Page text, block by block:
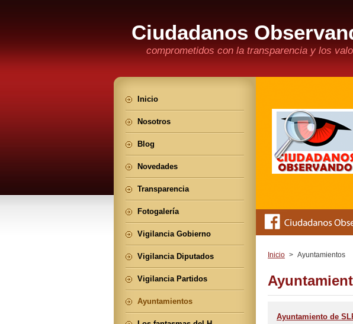
Ciudadanos
comprometidos con la transparencia y los
Inicio > Ayuntamientos
Ayuntamiento de
Inicio
Nosotros
Blog
Novedades
Transparencia
Fotogalería
Vigilancia Gobierno
Vigilancia Diputados
Vigilancia Partidos
Ayuntamientos